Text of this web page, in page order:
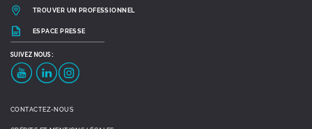
TROUVER UN PROFESSIONNEL
ESPACE PRESSE
SUIVEZ NOUS :
CONTACTEZ-NOUS